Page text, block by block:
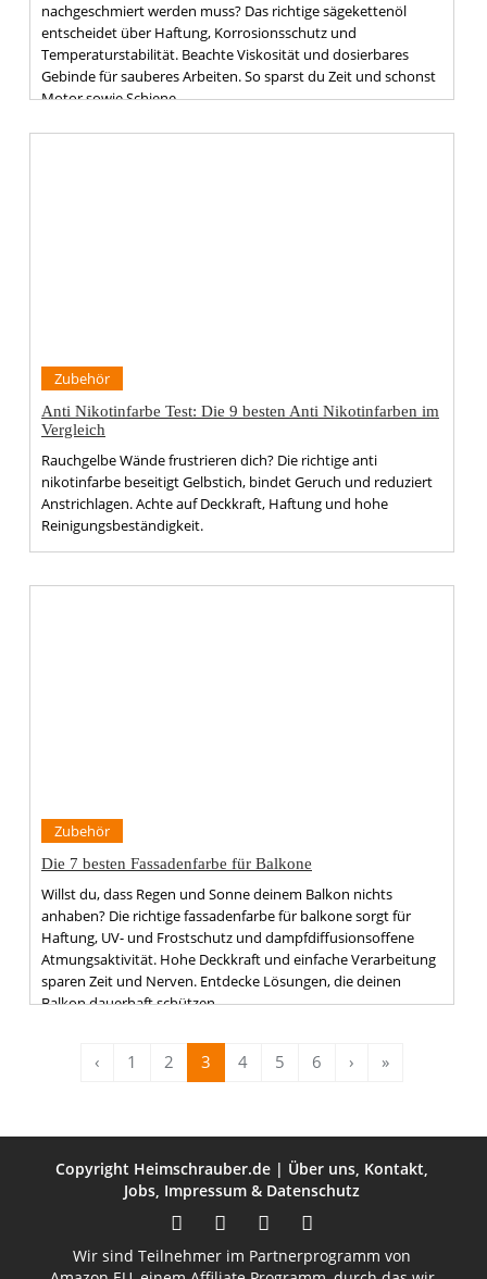
nachgeschmiert werden muss? Das richtige sägekettenöl
entscheidet über Haftung, Korrosionsschutz und
Temperaturstabilität. Beachte Viskosität und dosierbares
Gebinde für sauberes Arbeiten. So sparst du Zeit und schonst
Motor sowie Schiene.
Zubehör
Anti Nikotinfarbe Test: Die 9 besten Anti Nikotinfarben im
Vergleich
Rauchgelbe Wände frustrieren dich? Die richtige anti
nikotinfarbe beseitigt Gelbstich, bindet Geruch und reduziert
Anstrichlagen. Achte auf Deckkraft, Haftung und hohe
Reinigungsbeständigkeit.
Zubehör
Die 7 besten Fassadenfarbe für Balkone
Willst du, dass Regen und Sonne deinem Balkon nichts
anhaben? Die richtige fassadenfarbe für balkone sorgt für
Haftung, UV- und Frostschutz und dampfdiffusionsoffene
Atmungsaktivität. Hohe Deckkraft und einfache Verarbeitung
sparen Zeit und Nerven. Entdecke Lösungen, die deinen
Balkon dauerhaft schützen.
‹ 1 2 3 4 5 6 › »
Copyright Heimschrauber.de | Über uns, Kontakt,
Jobs, Impressum & Datenschutz
Wir sind Teilnehmer im Partnerprogramm von